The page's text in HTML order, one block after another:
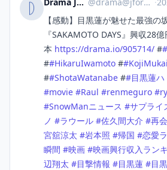
【感動】目黒蓮が魅せた最強の
『SAKAMOTO DAYS』興収28
本 https://drama.io/905714/ ##
##HikaruIwamoto ##KojiMukai
##ShotaWatanabe ##目黒蓮ハ
#movie #Raul #renmeguro #
#SnowManニュース #サプライ
ノ #ラウール #佐久間大介 #再会
宮舘涼太 #岩本照 #帰国 #恋愛
瞬間 #映画 #映画興行収入ラン
辺翔太 #目撃情報 #目黒蓮 #目